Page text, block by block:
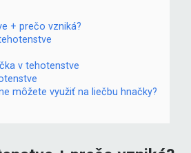
+ prečo vzniká?
v tehotenstve
môžete využiť na liečbu hnačky?